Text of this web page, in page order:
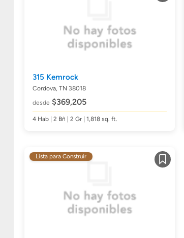
315 Kemrock
Cordova, TN 38018
desde $369,205
4 Hab | 2 Bñ | 2 Gr | 1,818 sq. ft.
Guardar
Lista para Construir